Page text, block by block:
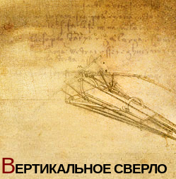
ВЕРТИКАЛЬHОЕ СВЕРЛО